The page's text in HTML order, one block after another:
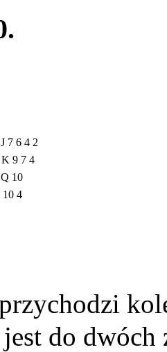
J 7 6 4 2
K 9 7 4
Q 10
10 4
do dwóch